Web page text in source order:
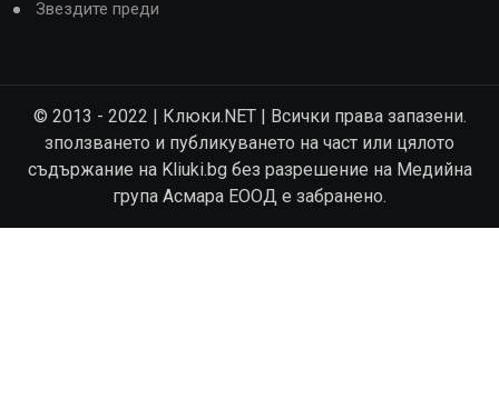
Звездите преди
© 2013 - 2022 | Клюки.NET | Всички права запазени.
зползването и публикуването на част или цялото
съдържание на Kliuki.bg без разрешение на Медийна
група Асмара ЕООД е забранено.